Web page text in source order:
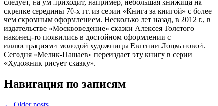
следует, на ум приходит, например, небольшая книжица на
скрепке середины 70-х гг. из серии «Книга за книгой» с более
чем скромным оформлением. Несколько лет назад, в 2012 г., в
издательстве «Москвоведение» сказки Алексея Толстого
наконец-то появились в достойном оформлении с
иллюстрациями молодой художницы Евгении Лоцмановой.
Сегодня «Мелик-Пашаев» переиздает эту книгу в серии
«Художник рисует сказку».
Навигация по записям
← Older posts